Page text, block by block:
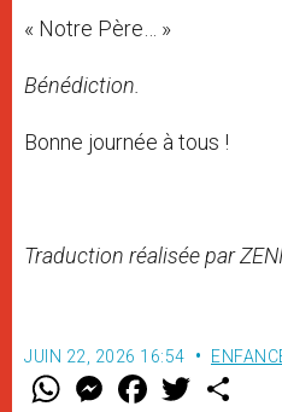
« Notre Père… »
Bénédiction.
Bonne journée à tous !
Traduction réalisée par
JUIN 22, 2026 16:54
W M
e
F
a w